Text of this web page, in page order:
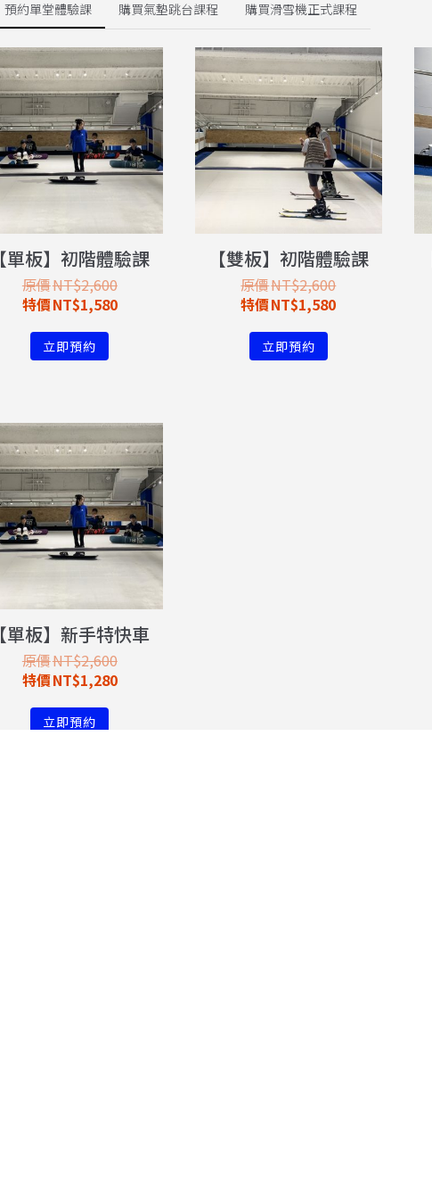
預約單堂體驗課 購買氣墊跳台課程 購買滑雪機正式課程
【單板】初階體驗課
NT$2,600
NT$1,580
立即預約
【雙板】初階體驗課
NT$2,600
NT$1,580
立即預約
【單板】新手特快車
NT$2,600
NT$1,280
立即預約